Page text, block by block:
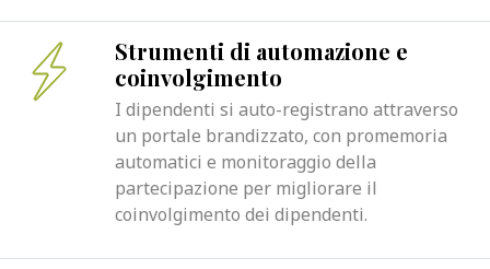
Strumenti di automazione e
coinvolgimento
I dipendenti si auto-registrano attraverso
un portale brandizzato, con promemoria
automatici e monitoraggio della
partecipazione per migliorare il
coinvolgimento dei dipendenti.